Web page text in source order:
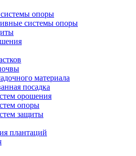
опоры
системы опоры
материала
посадка
орошения
опоры
защиты
плантаций